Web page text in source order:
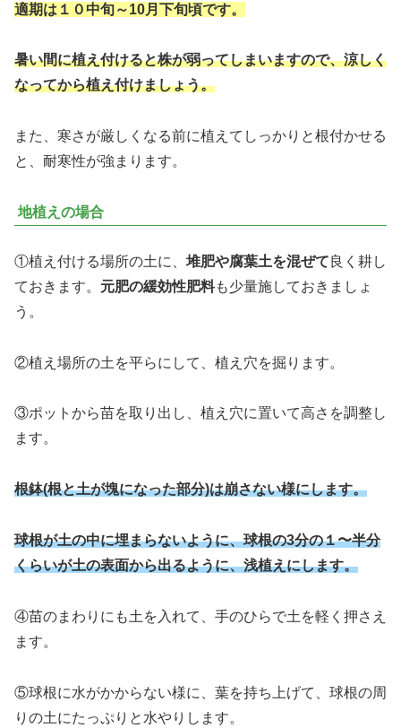
適期は１０中旬～10月下旬頃です。
暑い間に植え付けると株が弱ってしまいますので、涼しく
なってから植え付けましょう。
また、寒さが厳しくなる前に植えてしっかりと根付かせる
と、耐寒性が強まります。
地植えの場合
①植え付ける場所の土に、 堆肥や腐葉土を混ぜて良く耕し
ておきます。 元肥の緩効性肥料も少量施しておきましょ
う。
②植え場所の土を平らにして、植え穴を掘ります。
③ポットから苗を取り出し、植え穴に置いて高さを調整し
ます。
根鉢(根と土が塊になった部分)は崩さない様にします。
球根が土の中に埋まらないように、球根の3分の１〜半分
くらいが土の表面から出るように、浅植えにします。
④苗のまわりにも土を入れて、手のひらで土を軽く押さえ
ます。
⑤球根に水がかからない様に、葉を持ち上げて、球根の周
りの土にたっぷりと水やりします。